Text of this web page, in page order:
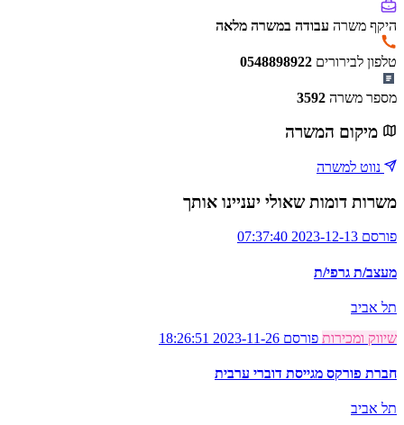
היקף משרה עבודה במשרה מלאה
טלפון לבירורים 0548898922
מספר משרה 3592
מיקום המשרה
נווט למשרה
משרות דומות שאולי יעניינו אותך
פורסם 2023-12-13 07:37:40
מעצב/ת גרפי/ת
תל אביב
שיווק ומכירות פורסם 2023-11-26 18:26:51
חברת פורקס מגייסת דוברי ערבית
תל אביב